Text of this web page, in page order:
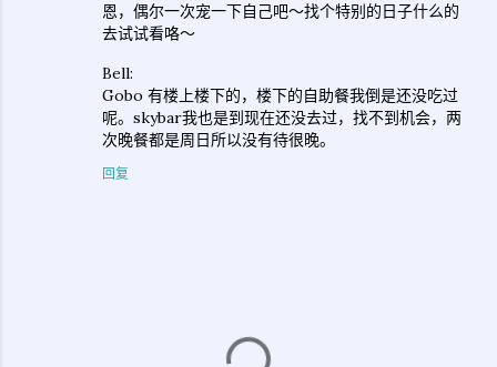
恩，偶尔一次宠一下自己吧～找个特别的日子什么的
去试试看咯～
Bell:
Gobo 有楼上楼下的，楼下的自助餐我倒是还没吃过
呢。skybar我也是到现在还没去过，找不到机会，两
次晚餐都是周日所以没有待很晚。
回复